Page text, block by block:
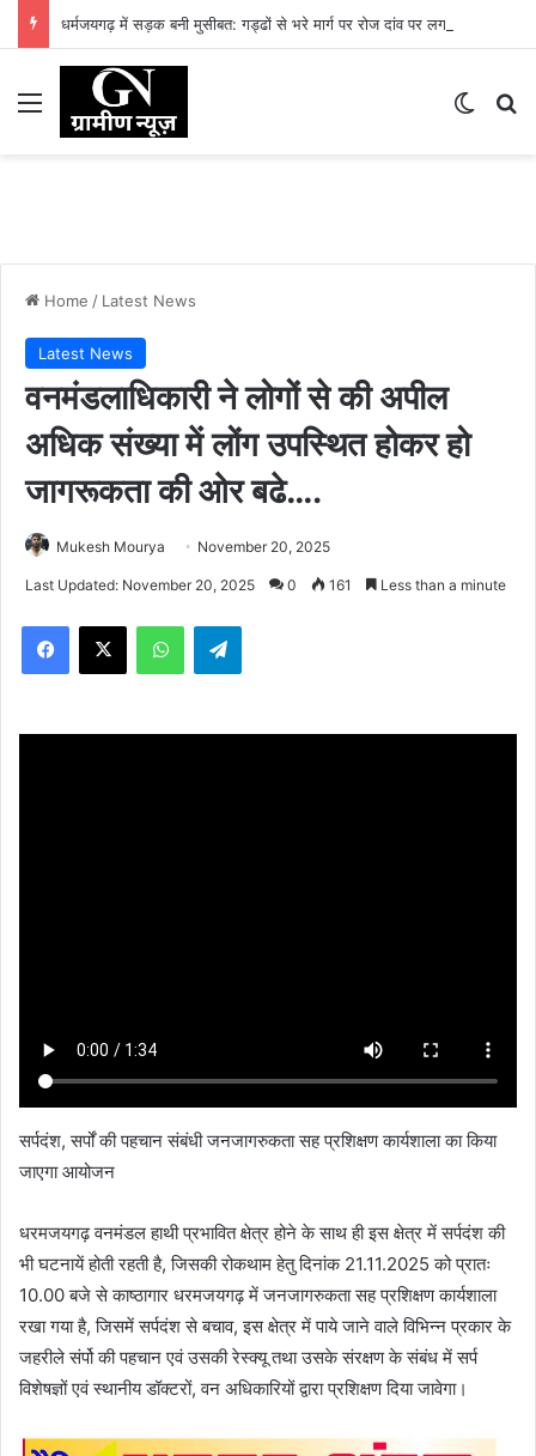
Menu
Home / Latest News
Latest News
वनमंडलाधिकारी ने लोगों से की अपील
अधिक संख्या में लोंग उपस्थित होकर हो
जागरूकता की ओर बढे….
Mukesh Mourya November 20, 2025
Last Updated: November 20, 2025 0 161 Less than a minute
Facebook
X WhatsAppTelegram
सर्पदंश, सर्पों की पहचान संबंधी जनजागरुकता सह प्रशिक्षण कार्यशाला का किया
जाएगा आयोजन
धरमजयगढ़ वनमंडल हाथी प्रभावित क्षेत्र होने के साथ ही इस क्षेत्र में सर्पदंश की
भी घटनायें होती रहती है, जिसकी रोकथाम हेतु दिनांक 21.11.2025 को प्रातः
10.00 बजे से काष्ठागार धरमजयगढ़ में जनजागरुकता सह प्रशिक्षण कार्यशाला
रखा गया है, जिसमें सर्पदंश से बचाव, इस क्षेत्र में पाये जाने वाले विभिन्न प्रकार के
जहरीले संर्पो की पहचान एवं उसकी रेस्क्यू तथा उसके संरक्षण के संबंध में सर्प
विशेषज्ञों एवं स्थानीय डॉक्टरों, वन अधिकारियों द्वारा प्रशिक्षण दिया जावेगा।